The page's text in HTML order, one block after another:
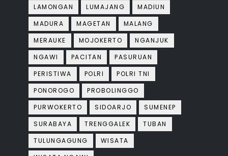
LAMONGAN
LUMAJANG
MADIUN
MADURA
MAGETAN
MALANG
MERAUKE
MOJOKERTO
NGANJUK
NGAWI
PACITAN
PASURUAN
PERISTIWA
POLRI
POLRI TNI
PONOROGO
PROBOLINGGO
PURWOKERTO
SIDOARJO
SUMENEP
SURABAYA
TRENGGALEK
TUBAN
TULUNGAGUNG
WISATA